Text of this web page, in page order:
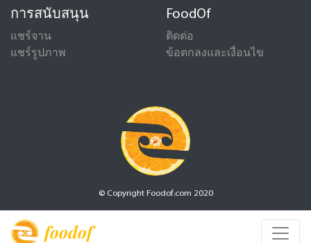
foodof
การสนับสนุน
แชร์จาน
แชร์รูปภาพ
FoodOf
ติดต่อ
ข้อตกลงและเงื่อนไข
© Copyright Foodof.com 2020